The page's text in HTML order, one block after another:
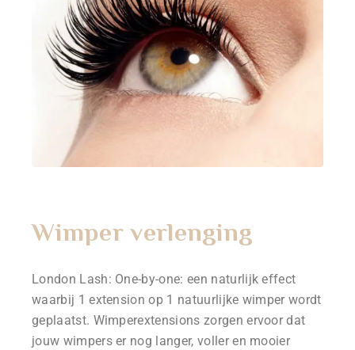
Wimper verlenging
London Lash: One-by-one: een naturlijk effect
waarbij 1 extension op 1 natuurlijke wimper wordt
geplaatst. Wimperextensions zorgen ervoor dat
jouw wimpers er nog langer, voller en mooier